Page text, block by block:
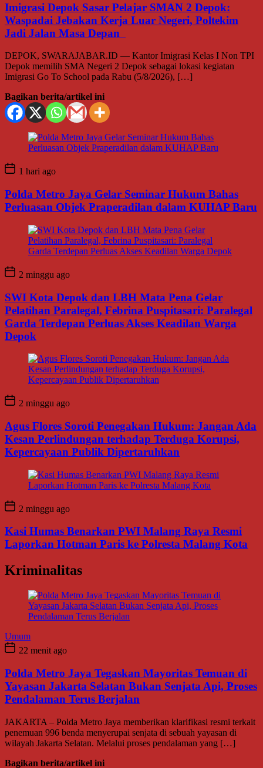
Imigrasi Depok Sasar Pelajar SMAN 2 Depok:
Waspadai Jebakan Kerja Luar Negeri, Poltekim
Jadi Jalan Masa Depan
DEPOK, SWARAJABAR.ID — Kantor Imigrasi Kelas I Non TPI
Depok memilih SMA Negeri 2 Depok sebagai lokasi kegiatan
Imigrasi Go To School pada Rabu (5/8/2026), […]
Bagikan berita/artikel ini
1 hari ago
Polda Metro Jaya Gelar Seminar Hukum Bahas
Perluasan Objek Praperadilan dalam KUHAP Baru
2 minggu ago
SWI Kota Depok dan LBH Mata Pena Gelar
Pelatihan Paralegal, Febrina Puspitasari: Paralegal
Garda Terdepan Perluas Akses Keadilan Warga
Depok
2 minggu ago
Agus Flores Soroti Penegakan Hukum: Jangan Ada
Kesan Perlindungan terhadap Terduga Korupsi,
Kepercayaan Publik Dipertaruhkan
2 minggu ago
Kasi Humas Benarkan PWI Malang Raya Resmi
Laporkan Hotman Paris ke Polresta Malang Kota
Kriminalitas
Umum
22 menit ago
Polda Metro Jaya Tegaskan Mayoritas Temuan di
Yayasan Jakarta Selatan Bukan Senjata Api, Proses
Pendalaman Terus Berjalan
JAKARTA – Polda Metro Jaya memberikan klarifikasi resmi terkait
penemuan 996 benda menyerupai senjata di sebuah yayasan di
wilayah Jakarta Selatan. Melalui proses pendalaman yang […]
Bagikan berita/artikel ini